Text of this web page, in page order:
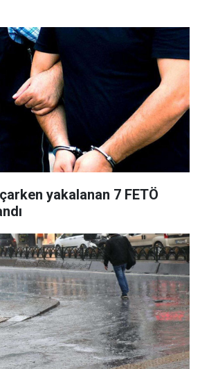
yakalanan 7 FETÖ